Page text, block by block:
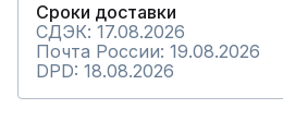
Сроки доставки
СДЭК: 17.08.2026
Почта России: 19.08.2026
DPD: 18.08.2026